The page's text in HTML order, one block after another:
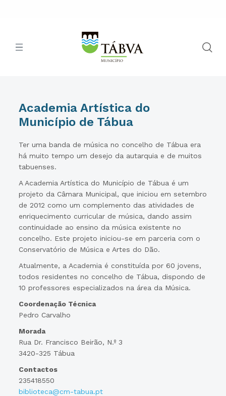
Academia Artística do
Município de Tábua
Ter uma banda de música no concelho de Tábua era
há muito tempo um desejo da autarquia e de muitos
tabuenses.
A Academia Artística do Município de Tábua é um
projeto da Câmara Municipal, que iniciou em setembro
de 2012 como um complemento das atividades de
enriquecimento curricular de música, dando assim
continuidade ao ensino da música existente no
concelho. Este projeto iniciou-se em parceria com o
Conservatório de Música e Artes do Dão.
Atualmente, a Academia é constituída por 60 jovens,
todos residentes no concelho de Tábua, dispondo de
10 professores especializados na área da Música.
Coordenação Técnica
Pedro Carvalho
Morada
Rua Dr. Francisco Beirão, N.º 3
3420-325 Tábua
Contactos
235418550
biblioteca@cm-tabua.pt